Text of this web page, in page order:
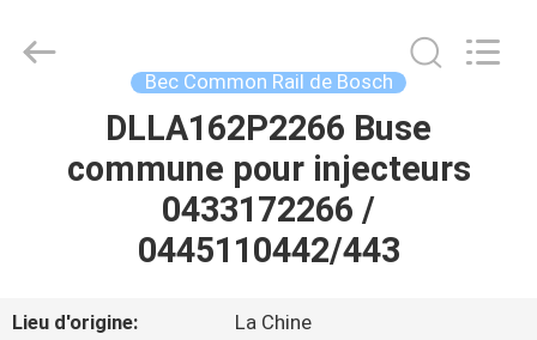
OTTO
AUTO
Bec Common Rail de Bosch
DLLA162P2266 Buse
commune pour injecteurs
0433172266 /
0445110442/443
Lieu d'origine:
La Chine